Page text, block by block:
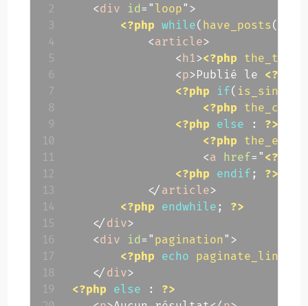
<div id= " loop" >
<?php while( have_posts (
<article>
<h1><?php the_title
<p>Publié le <?php
<?php
if(
<?php
<?php else :
?>
<?php
<a href= " <?php
<?php endif ;
?>
</ article>
<?php endwhile ;
?>
</ div>
<div id= " pagination " >
<?php echo paginate_links
</ div>
<?php else :
?>